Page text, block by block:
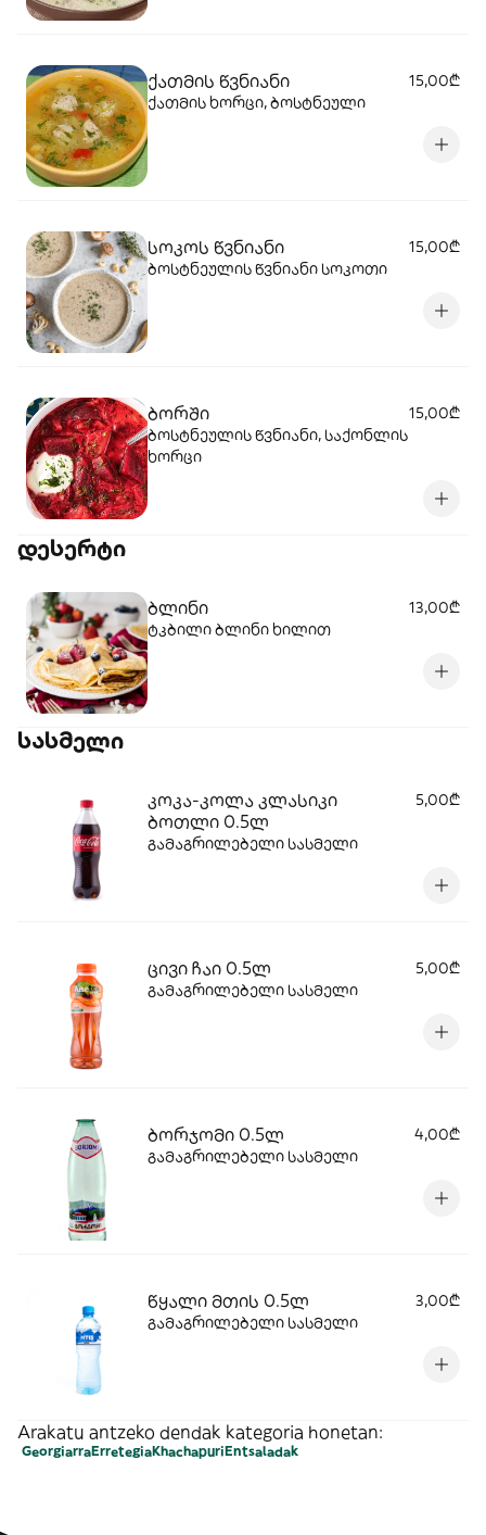
ქათმის წვნიანი
15,00₾
ქათმის ხორცი, ბოსტნეული
სოკოს წვნიანი
15,00₾
ბოსტნეულის წვნიანი სოკოთი
ბორში
15,00₾
ბოსტნეულის წვნიანი, საქონლის
ხორცი
დესერტი
ბლინი
13,00₾
ტკბილი ბლინი ხილით
სასმელი
კოკა-კოლა კლასიკი
ბოთლი 0.5ლ
5,00₾
გამაგრილებელი სასმელი
ცივი ჩაი 0.5ლ
5,00₾
გამაგრილებელი სასმელი
ბორჯომი 0.5ლ
4,00₾
გამაგრილებელი სასმელი
წყალი მთის 0.5ლ
3,00₾
გამაგრილებელი სასმელი
Arakatu antzeko dendak kategoria honetan:
GeorgiarraErretegiaKhachapuriEntsaladak